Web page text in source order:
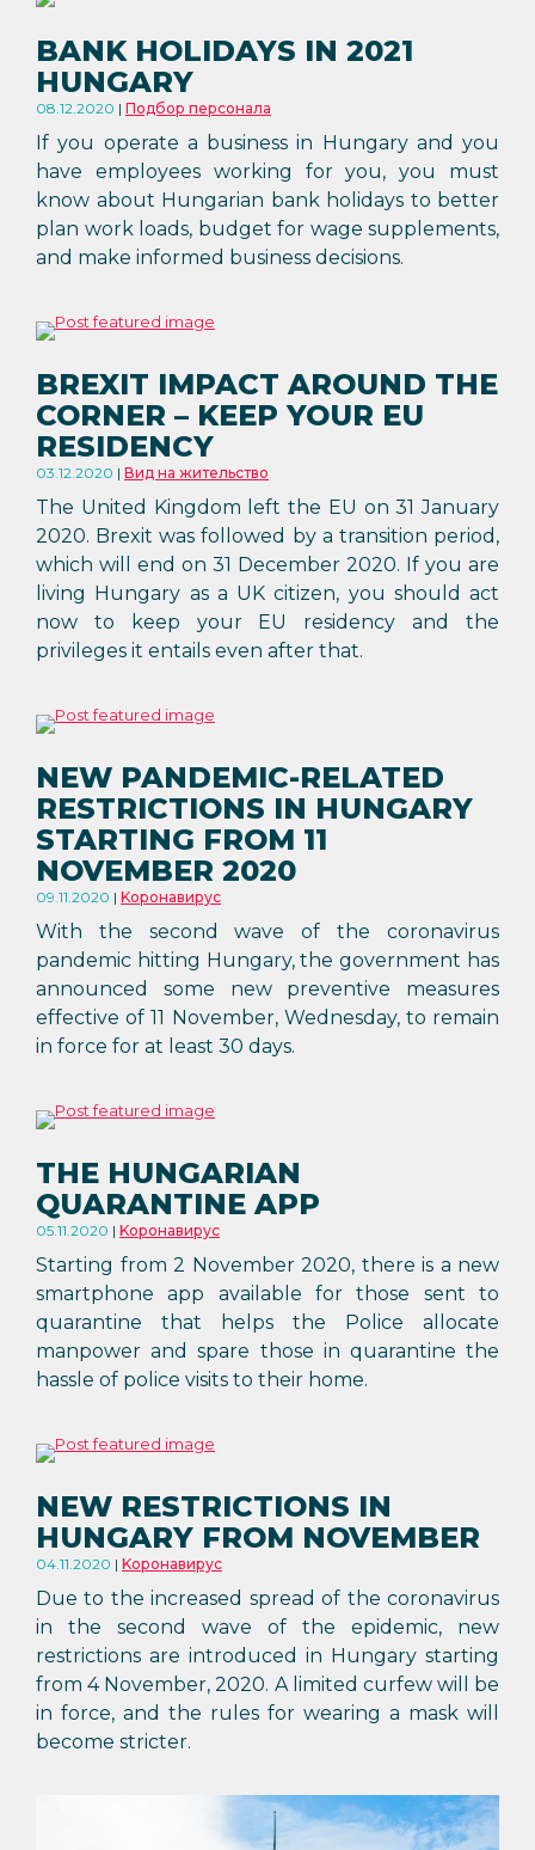
BANK HOLIDAYS IN 2021
HUNGARY
08.12.2020 Подбор персонала
If you operate a business in Hungary and you
have employees working for you, you must
know about Hungarian bank holidays to better
plan work loads, budget for wage supplements,
and make informed business decisions.
BREXIT IMPACT AROUND THE
CORNER – KEEP YOUR EU
RESIDENCY
03.12.2020 Вид на жительство
The United Kingdom left the EU on 31 January
2020. Brexit was followed by a transition period,
which will end on 31 December 2020. If you are
living Hungary as a UK citizen, you should act
now to keep your EU residency and the
privileges it entails even after that.
NEW PANDEMIC-RELATED
RESTRICTIONS IN HUNGARY
STARTING FROM 11
NOVEMBER 2020
09.11.2020 Kоронавирус
With the second wave of the coronavirus
pandemic hitting Hungary, the government has
announced some new preventive measures
effective of 11 November, Wednesday, to remain
in force for at least 30 days.
THE HUNGARIAN
QUARANTINE APP
05.11.2020 Kоронавирус
Starting from 2 November 2020, there is a new
smartphone app available for those sent to
quarantine that helps the Police allocate
manpower and spare those in quarantine the
hassle of police visits to their home.
NEW RESTRICTIONS IN
HUNGARY FROM NOVEMBER
04.11.2020 Kоронавирус
Due to the increased spread of the coronavirus
in the second wave of the epidemic, new
restrictions are introduced in Hungary starting
from 4 November, 2020. A limited curfew will be
in force, and the rules for wearing a mask will
become stricter.